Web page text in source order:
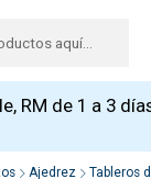
RM de 1 a 3
Ajedrez
Tableros